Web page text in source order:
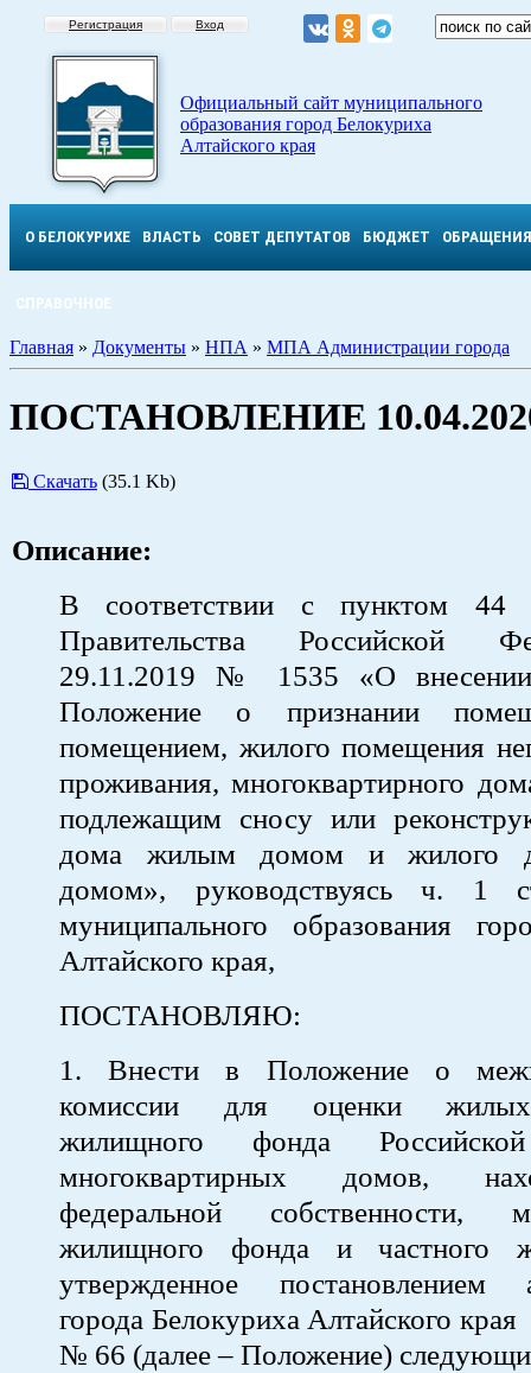
Регистрация Вход
Официальный сайт муниципального
образования город Белокуриха
Алтайского края
О БЕЛОКУРИХЕ ВЛАСТЬ СОВЕТ ДЕПУТАТОВ БЮДЖЕТ ОБРАЩЕНИЯ
СПРАВОЧНОЕ
Главная » Документы » НПА » МПА Администрации города
ПОСТАНОВЛЕНИЕ
Скачать (35.1 Kb)
Описание:
В соответствии с пунктом 44
Правительства Российской
29.11.2019 № 1535 «О
Положение о признании
помещением, жилого помещения
проживания, многоквартирного
подлежащим сносу или
дома жилым домом и жилого
домом», руководствуясь ч. 1
муниципального образования
Алтайского края,
ПОСТАНОВЛЯЮ:
1. Внести в Положение о
комиссии для оценки
жилищного фонда
многоквартирных домов,
федеральной собственности,
жилищного фонда и частного
утвержденное постановлением
города Белокуриха Алтайского
№ 66 (далее – Положение)